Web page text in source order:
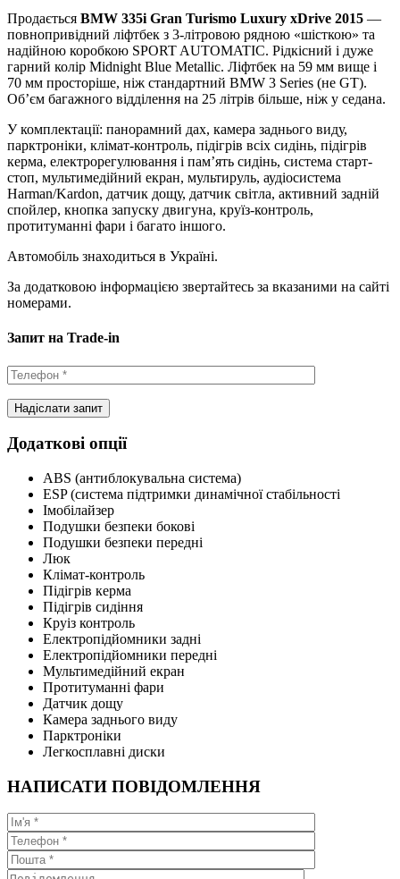
Продається BMW 335i Gran Turismo Luxury xDrive 2015 —
повнопривідний ліфтбек з 3-літровою рядною «шісткою» та
надійною коробкою SPORT AUTOMATIC. Рідкісний і дуже
гарний колір Midnight Blue Metallic. Ліфтбек на 59 мм вище і
70 мм просторіше, ніж стандартний BMW 3 Series (не GT).
Об’єм багажного відділення на 25 літрів більше, ніж у седана.
У комплектації: панорамний дах, камера заднього виду,
парктроніки, клімат-контроль, підігрів всіх сидінь, підігрів
керма, електрорегулювання і пам’ять сидінь, система старт-
стоп, мультимедійний екран, мультируль, аудіосистема
Harman/Kardon, датчик дощу, датчик світла, активний задній
спойлер, кнопка запуску двигуна, круїз-контроль,
протитуманні фари і багато іншого.
Автомобіль знаходиться в Україні.
За додатковою інформацією звертайтесь за вказаними на сайті
номерами.
Запит на Trade-in
Додаткові опції
ABS (антиблокувальна система)
ESP (система підтримки динамічної стабільності
Імобілайзер
Подушки безпеки бокові
Подушки безпеки передні
Люк
Клімат-контроль
Підігрів керма
Підігрів сидіння
Круіз контроль
Електропідйомники задні
Електропідйомники передні
Мультимедійний екран
Протитуманні фари
Датчик дощу
Камера заднього виду
Парктроніки
Легкосплавні диски
НАПИСАТИ ПОВІДОМЛЕННЯ